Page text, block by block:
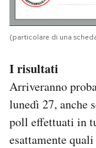
(particolare di una
I risultati
Arriveranno
lunedì 27, anche
poll effettuati in
esattamente